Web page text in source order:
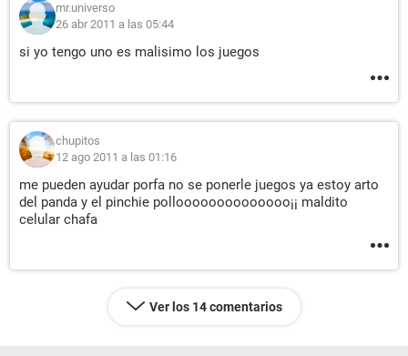
mr.universo
26 abr 2011 a las 05:44
si yo tengo uno es malisimo los juegos
chupitos
12 ago 2011 a las 01:16
me pueden ayudar porfa no se ponerle juegos ya estoy arto
del panda y el pinchie polloooooooooooooo¡¡ maldito
celular chafa
Ver los 14 comentarios